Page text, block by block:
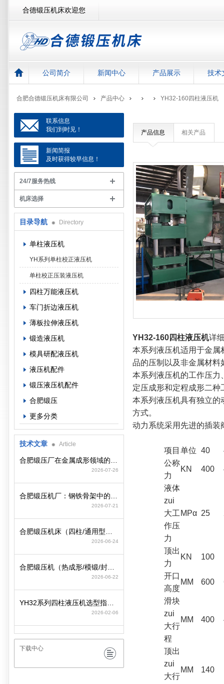
合德锻压机床欢迎您
公司简介 新闻中心 产品展示 技术
合肥合德锻压机床有限公司 产品中心 YH32-160四柱液压机
产品信息 相关产品
YH32-160四柱液压机详
本系列液压机适用于金
品的压制以及非金属材
本系列液压机的工作压
定压成形和定程成形二种
本系列液压机具有独立
方式。
动力系统采用先进的插
项目 单位 40
公称
力
KN 400
液体
zui
大工
作压
力
MPα 25
顶出
力
KN 100
开口
高度
MM 600
滑块
zui
大行
程
MM 400
顶出
zui
大行
MM 140
联系信息
我们到时见！
新闻简报
及时获得较早信息！
24/7服务热线
机床选择
目录导航 Directory
单柱液压机
YH系列单柱校正液压机
单柱校正压装液压机
四柱万能液压机
车门折边液压机
薄板拉伸液压机
锻造液压机
模具研配液压机
液压机配件
锻压液压机配件
合肥锻压
更多分类
技术文章 Article
2026-07-26
2026-07-21
2026-06-24
2026-06-22
2026-02-06
下载中心